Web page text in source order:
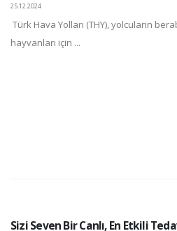
25.12.2024
Türk Hava Yolları (THY), yolcuların
hayvanları için ...
Sizi Seven Bir Canlı, En Etkili